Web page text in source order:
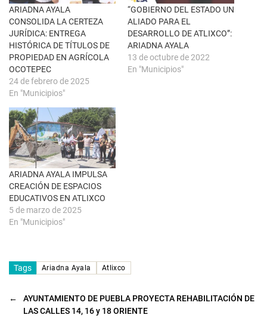
e
n
t
a
n
a
n
u
e
v
a
)
k
S
e
a
b
r
n
u
n
v
e
n
t
a
n
a
n
u
e
v
a
)
ARIADNA AYALA
CONSOLIDA LA CERTEZA
JURÍDICA: ENTREGA
HISTÓRICA DE TÍTULOS DE
PROPIEDAD EN AGRÍCOLA
OCOTEPEC
24 de febrero de 2025
En "Municipios"
“GOBIERNO DEL ESTADO UN
ALIADO PARA EL
DESARROLLO DE ATLIXCO”:
ARIADNA AYALA
13 de octubre de 2022
En "Municipios"
ARIADNA AYALA IMPULSA
CREACIÓN DE ESPACIOS
EDUCATIVOS EN ATLIXCO
5 de marzo de 2025
En "Municipios"
Tags Ariadna Ayala Atlixco
←
AYUNTAMIENTO DE PUEBLA PROYECTA REHABILITACIÓN DE
LAS CALLES 14, 16 y 18 ORIENTE